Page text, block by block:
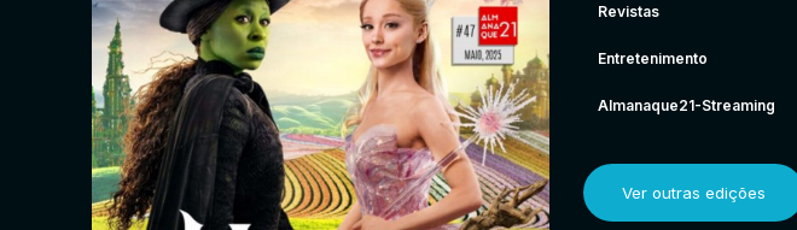
Revistas
Entretenimento
Almanaque21-Streaming
Ver outras edições